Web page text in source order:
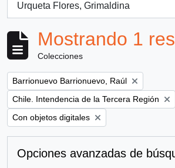
Urqueta Flores, Grimaldina
, 1 resultados
Mostrando 1
Colecciones
Remove filter:
Barrionuevo Barrionuevo, Raúl
Remove filter:
Chile. Intendencia de la Tercera Región
Remove filter:
Con objetos digitales
Opciones avanzadas de